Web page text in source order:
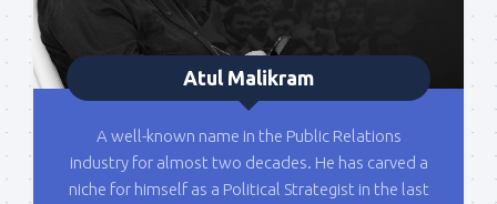
Atul Malikram
A well-known name in the Public Relations
industry for almost two decades. He has carved a
niche for himself as a Political Strategist in the last